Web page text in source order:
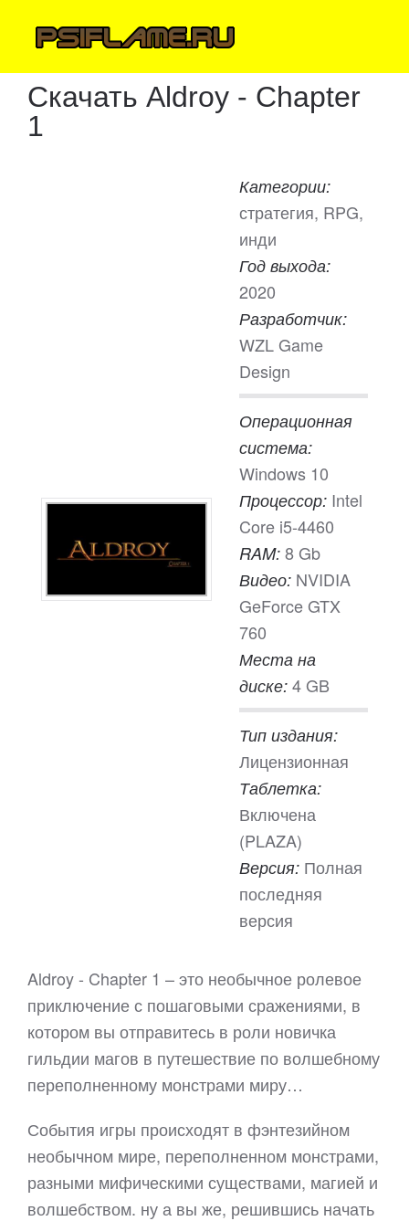
Скачать Aldroy - Chapter
1
Категории:
стратегия, RPG,
инди
Год выхода:
2020
Разработчик:
WZL Game
Design
Операционная
система:
Windows 10
Процессор: Intel
Core i5-4460
RAM: 8 Gb
Видео: NVIDIA
GeForce GTX
760
Места на
диске: 4 GB
Тип издания:
Лицензионная
Таблетка:
Включена
(PLAZA)
Версия: Полная
последняя
версия
Aldroy - Chapter 1 – это необычное ролевое
приключение с пошаговыми сражениями, в
котором вы отправитесь в роли новичка
гильдии магов в путешествие по волшебному
переполненному монстрами миру…
События игры происходят в фэнтезийном
необычном мире, переполненном монстрами,
разными мифическими существами, магией и
волшебством. ну а вы же, решившись начать